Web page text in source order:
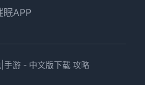
眠APP
游 - 中文版下载 攻略